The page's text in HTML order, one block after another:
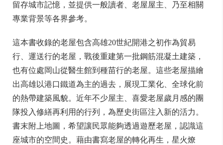
留存城市記憶，並提供一般讀者、老屋屋主、乃至相關
專業背景等各界參考。
這本書收錄的老屋包含高雄20世紀開港之初作為貿易
行、運送行的老屋，戰後重建第一批鋼筋混凝土建築，
也有位處岡山從醫生館到種苗行的老屋。這些老屋描繪
出高雄以港口鐵道為主的過去，展現工業化、全球化前
的熱帶建築風貌。近年不少屋主、喜愛老屋歲月感的團
隊投入修繕再利用的行列，為歷史街區注入新的活力。
書末附上地圖，希望讓民眾能夠透過遊歷老屋，認識這
座城市的空間史。藉由書寫老屋的轉化再生，星火燎